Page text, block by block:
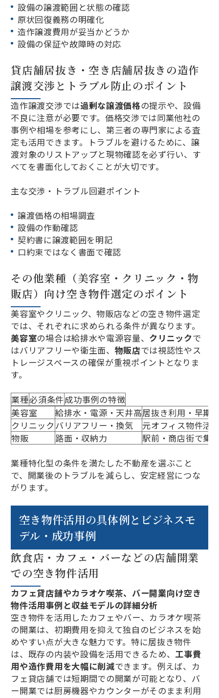
設備の譲渡範囲と状態の確認
原状回復義務の明確化
造作譲渡費用が妥当かどうか
設備の保証や故障時の対応
貸店舗居抜き・空き店舗居抜きの造作
譲渡交渉とトラブル防止のポイント
造作譲渡交渉では過剰な譲渡価格の提示や、設備
不良に注意が必要です。価格交渉では同業他社の
事例や相場を参考にし、第三者の専門家による査
定も活用できます。トラブルを避けるために、譲
渡対象のリストアップと現物確認を必ず行い、す
べてを書面化しておくことが大切です。
主な交渉・トラブル回避ポイント
譲渡価格の相場調査
設備の作動確認
契約書に譲渡範囲を明記
口約束ではなく書面で確認
その他業種（美容室・クリニック・物
販店）向け空き物件選定のポイント
美容室やクリニック、物販店などの空き物件選定
では、それぞれに求められる条件が異なります。
美容室の場合は給排水や電源容量、 クリニックで
はバリアフリーや衛生面、 物販店では視認性やス
トレージスペースの確保が重視ポイントとなりま
す。
業種必須条件成功事例の特徴
美容室
給排水・電源・天井高居抜き利用・早期
クリニック バリアフリー・換気
元オフィス物件活
物販
路面・収納力 駅前・商店街で集
業種特化型の条件を満たした不動産を選ぶこと
で、開業後のトラブルを減らし、安定経営につな
がります。
空き物件活用の具体例とビジネスモ
デル・成功事例
飲食店・カフェ・バーなどの店舗開業
での空き物件活用
カフェ貸店舗やカラオケ喫茶、バー開業向け空き
物件活用事例と収益モデルの詳細分析
空き物件を活用したカフェやバー、カラオケ喫茶
の開業は、初期費用を抑えて独自のビジネスを始
めやすい点が大きな魅力です。特に居抜き物件
は、既存の内装や設備を活用できるため、 工事費
用や造作費用を大幅に削減できます。例えば、カ
フェ貸店舗では短期間での開業が可能となり、バ
ー開業では厨房機器やカウンターがそのまま利用